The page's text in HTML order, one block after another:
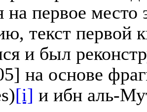
на первое
текст первой
и был
на основе
)[i] и ибн аль-